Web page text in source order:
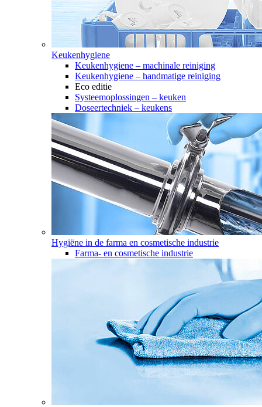
Keukenhygiene
Keukenhygiene – machinale reiniging
Keukenhygiene – handmatige reiniging
Eco editie
Systeemoplossingen – keuken
Doseertechniek – keukens
Hygiëne in de farma en cosmetische industrie
Farma- en cosmetische industrie